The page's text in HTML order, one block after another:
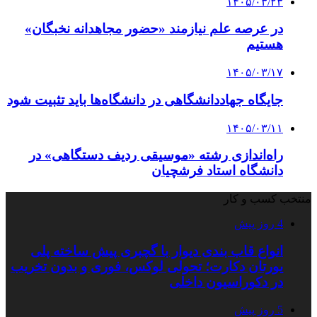
در عرصه علم نیازمند «حضور مجاهدانه نخبگان»
هستیم
۱۴۰۵/۰۳/۱۷
جایگاه جهاددانشگاهی در دانشگاه‌ها باید تثبیت شود
۱۴۰۵/۰۳/۱۱
راه‌اندازی رشته «موسیقی ردیف دستگاهی» در
دانشگاه استاد فرشچیان
منتخب کسب و کار
4 روز پیش
انواع قاب بندی دیوار با گچبری پیش ساخته پلی
یورتان دکارت؛ تحولی لوکس، فوری و بدون تخریب
در دکوراسیون داخلی
5 روز پیش